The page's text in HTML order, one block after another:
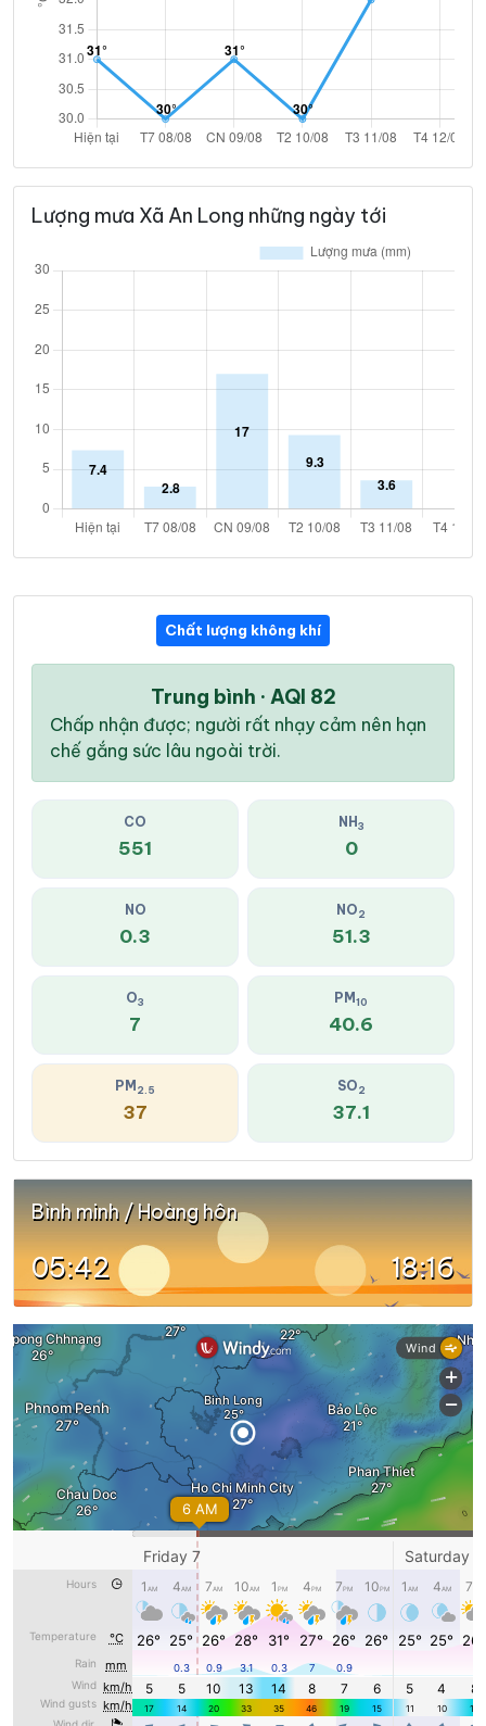
Lượng mưa Xã An Long những ngày tới
Chất lượng không khí
Trung bình · AQI 82
Chấp nhận được; người rất nhạy cảm nên hạn
chế gắng sức lâu ngoài trời.
CO
551
NH 3
0
NO
0.3
NO2
51.3
O3
7
PM 10
40.6
PM 2.5
37
SO2
37.1
Bình minh / Hoàng hôn
05:42 18:16